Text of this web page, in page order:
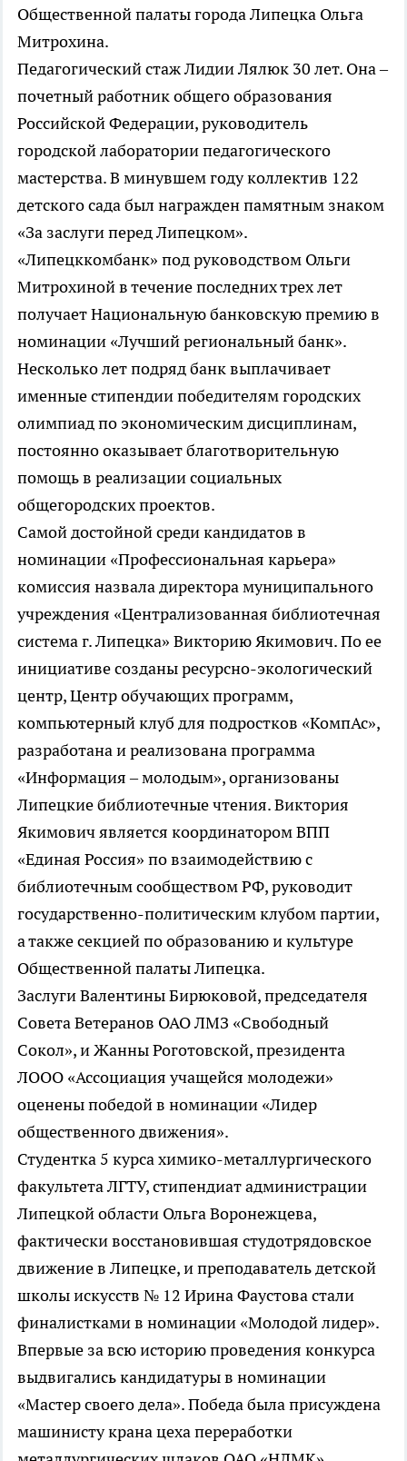
Общественной палаты города Липецка Ольга
Митрохина.
Педагогический стаж Лидии Лялюк 30 лет. Она –
почетный работник общего образования
Российской Федерации, руководитель
городской лаборатории педагогического
мастерства. В минувшем году коллектив 122
детского сада был награжден памятным знаком
«За заслуги перед Липецком».
«Липецккомбанк» под руководством Ольги
Митрохиной в течение последних трех лет
получает Национальную банковскую премию в
номинации «Лучший региональный банк».
Несколько лет подряд банк выплачивает
именные стипендии победителям городских
олимпиад по экономическим дисциплинам,
постоянно оказывает благотворительную
помощь в реализации социальных
общегородских проектов.
Самой достойной среди кандидатов в
номинации «Профессиональная карьера»
комиссия назвала директора муниципального
учреждения «Централизованная библиотечная
система г. Липецка» Викторию Якимович. По ее
инициативе созданы ресурсно-экологический
центр, Центр обучающих программ,
компьютерный клуб для подростков «КомпАс»,
разработана и реализована программа
«Информация – молодым», организованы
Липецкие библиотечные чтения. Виктория
Якимович является координатором ВПП
«Единая Россия» по взаимодействию с
библиотечным сообществом РФ, руководит
государственно-политическим клубом партии,
а также секцией по образованию и культуре
Общественной палаты Липецка.
Заслуги Валентины Бирюковой, председателя
Совета Ветеранов ОАО ЛМЗ «Свободный
Сокол», и Жанны Роготовской, президента
ЛООО «Ассоциация учащейся молодежи»
оценены победой в номинации «Лидер
общественного движения».
Студентка 5 курса химико-металлургического
факультета ЛГТУ, стипендиат администрации
Липецкой области Ольга Воронежцева,
фактически восстановившая студотрядовское
движение в Липецке, и преподаватель детской
школы искусств № 12 Ирина Фаустова стали
финалистками в номинации «Молодой лидер».
Впервые за всю историю проведения конкурса
выдвигались кандидатуры в номинации
«Мастер своего дела». Победа была присуждена
машинисту крана цеха переработки